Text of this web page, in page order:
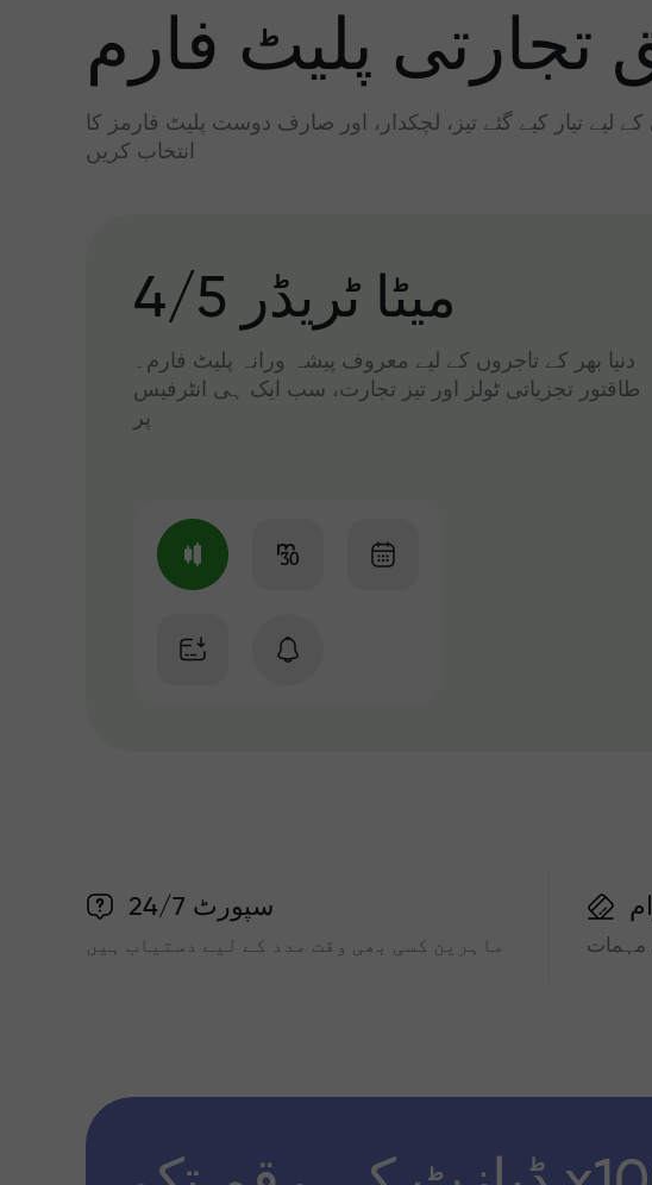
پلیٹ فارم
لیے تیار کیے گئے تیز، لچکدار، اور صارف دوست پلیٹ فارمز کا
انتخاب کریں
میٹا ٹریڈر 4/5
دنیا بھر کے تاجروں کے لیے معروف پیشہ ورانہ پلیٹ فارم۔
طاقتور تجزیاتی ٹولز اور تیز تجارت، سب ایک ہی انٹرفیس
پر
سپورٹ 24/7
ماہرین کسی بھی وقت مدد کے لیے دستیاب ہیں مہمات